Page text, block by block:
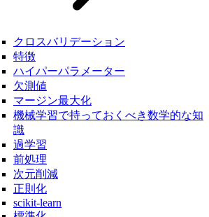
クロスバリデーション
特徴
ハイパーパラメーター
欠測値
マージン最大化
機械学習で持っておくべき数学的な知
識
過学習
前処理
次元削減
正則化
scikit-learn